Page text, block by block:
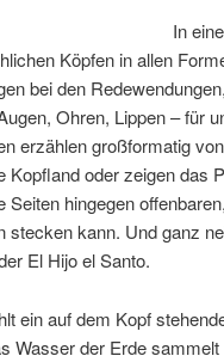
In
Köpfen in allen
bei den
Ohren, Lippen – für
erzählen großformatig
Kopfland oder zeigen das
Seiten hingegen
stecken kann. Und ganz
El Hijo el Santo.
ein auf dem Kopf
Wasser der Erde